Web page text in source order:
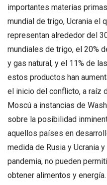
importantes materias
mundial de trigo, Ucrania el
representan alrededor del
mundiales de trigo, el 20%
y gas natural, y el 11% de
estos productos han
el inicio del conflicto, a raíz
Moscú a instancias de
sobre la posibilidad
aquellos países en
medida de Rusia y Ucrania
pandemia, no pueden
obtener alimentos y energía.